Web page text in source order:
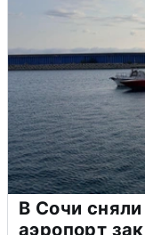
В Сочи
аэропорт